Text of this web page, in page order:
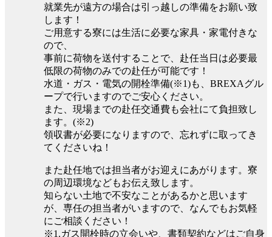
就業先が遠方の場合は引っ越しの準備をお願い致
します！
ご用意する寮には生活に必要な家具・家電付きな
ので、
事前に荷物を送付することで、赴任当日は必要最
低限の荷物のみでの赴任が可能です！
水道・ガス・電気の開栓準備(※1)も、BREXAグル
ープで行いますのでご安心ください。
また、現場までの赴任交通費も会社にて負担致し
ます。(※2)
領収書が必要になりますので、忘れずに取ってき
てくださいね！
また赴任地では担当者がお迎えにあがります。寮
の周辺環境などもお伝え致します。
知らない土地で不安なことがあるかと思います
が、専任の担当者がいますので、なんでもお気軽
にご相談ください！
※1.ガス開栓時の立会いや、書類契約などはご自身